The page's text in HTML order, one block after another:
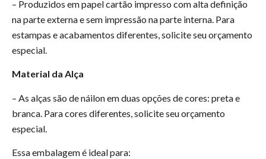
– Produzidos em papel cartão impresso com alta definição
na parte externa e sem impressão na parte interna. Para
estampas e acabamentos diferentes, solicite seu orçamento
especial.
Material da Alça
– As alças são de náilon em duas opções de cores: preta e
branca. Para cores diferentes, solicite seu orçamento
especial.
Essa embalagem é ideal para: